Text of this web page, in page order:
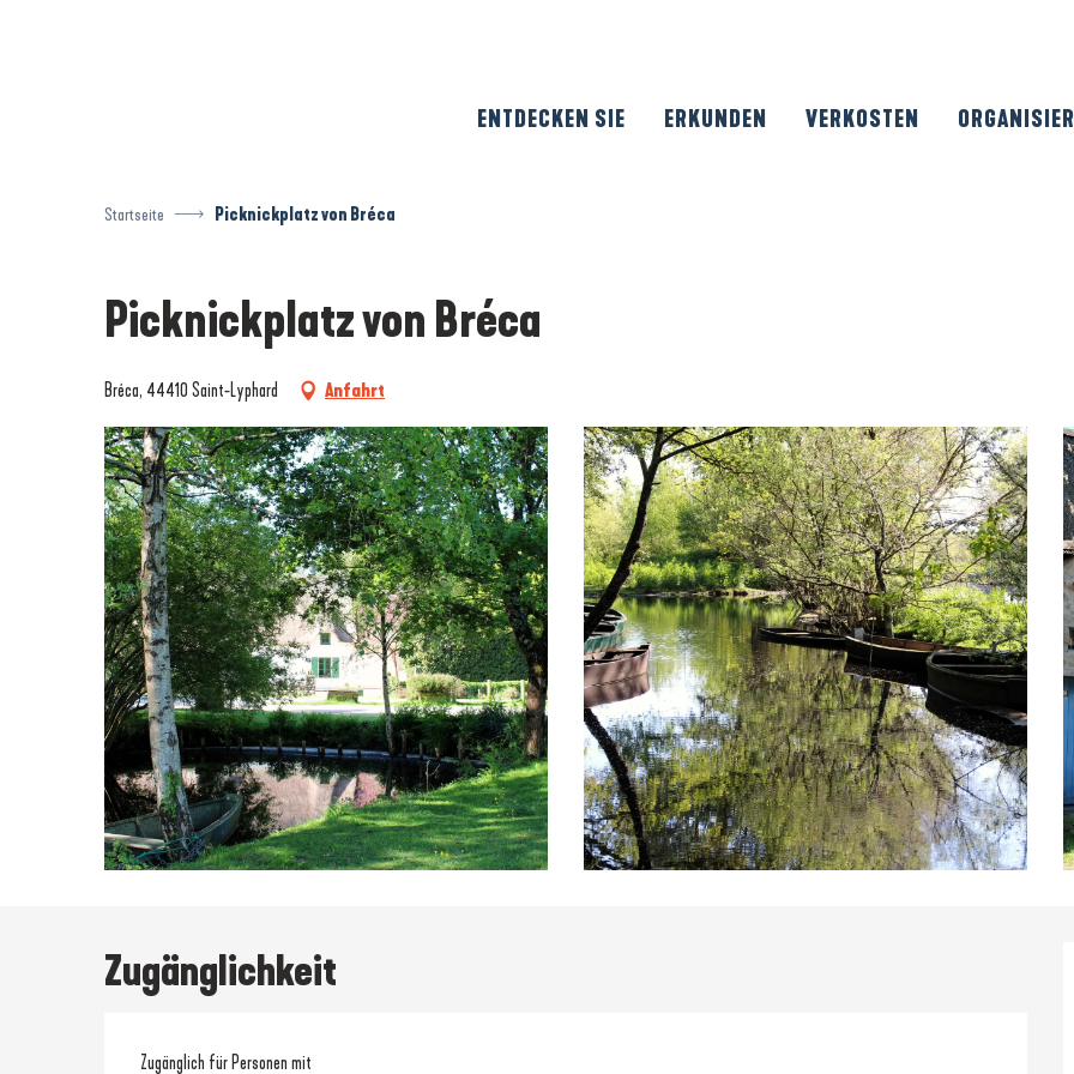
ENTDECKEN SIE ERKUNDEN VERKOSTEN
Startseite Picknickplatz von Bréca
Picknickplatz von Bréca
Bréca, 44410 Saint-Lyphard Anfahrt
Zugänglichkeit
Zugänglich für Personen mit